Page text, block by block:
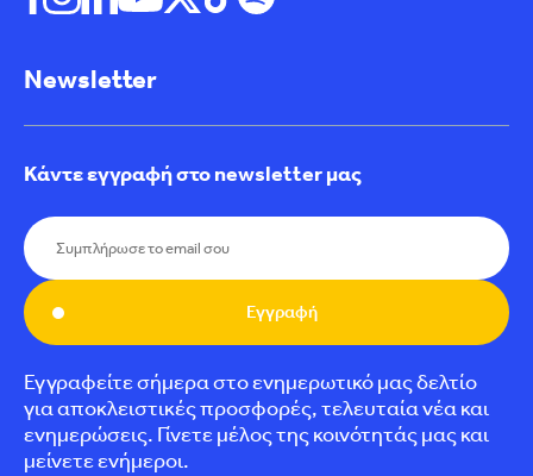
Newsletter
Κάντε εγγραφή στο newsletter μας
Εγγραφή
Εγγραφείτε σήμερα στο ενημερωτικό μας δελτίο
για αποκλειστικές προσφορές, τελευταία νέα και
ενημερώσεις. Γίνετε μέλος της κοινότητάς μας και
μείνετε ενήμεροι.